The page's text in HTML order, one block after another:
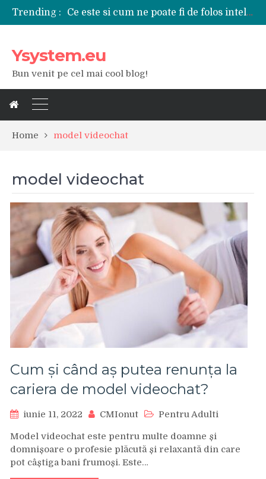
Trending :
Tipuri de polizoare de care este nevoie intr-un atelier
Utilizarea diferitelor jucarii sexuale in viata de cuplu
Modul in care a evoluat tehnologia in ultimul secol
iPhone 16Pro Max sau Samsung Galaxy S24 Ultra?
Ysystem.eu
Bun venit pe cel mai cool blog!
Home model videochat
model videochat
Cum și când aș putea renunța la
cariera de model videochat?
iunie 11, 2022 CMIonut Pentru Adulti
Model videochat este pentru multe doamne și
domnișoare o profesie plăcută și relaxantă din care
pot câștiga bani frumoși. Este…